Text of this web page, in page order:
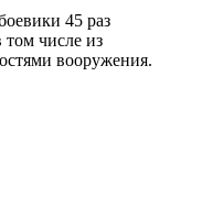
45 раз
числе из
вооружения.